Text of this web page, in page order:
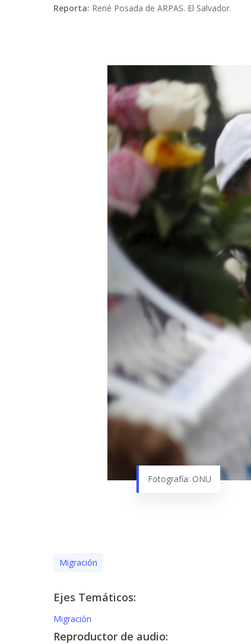
Reporta: René Posada de ARPAS. El Salvador.
Fotografía: ONU
Migración
Ejes Temáticos:
Migración
Reproductor de audio: